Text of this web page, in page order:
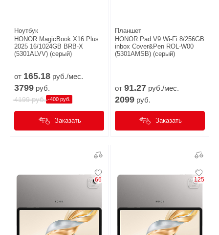
Ноутбук
HONOR MagicBook X16 Plus
2025 16/1024GB BRB-X
(5301ALVV) (серый)
от 165.18 руб./мес.
3799 руб.
4199руб. -400 руб.
Заказать
Планшет
HONOR Pad V9 Wi-Fi 8/256GB
inbox Cover&Pen ROL-W00
(5301AMSB) (серый)
от 91.27 руб./мес.
2099 руб.
Заказать
66 125